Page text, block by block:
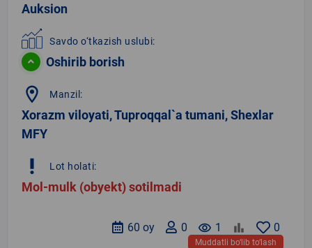
Auksion
Savdo o‘tkazish uslubi:
Oshirib borish
location_on Manzil:
Xorazm viloyati, Tuproqqal`a tumani, Shexlar
MFY
priority_high Lot holati:
Mol-mulk (obyekt) sotilmadi
0
remove_red_eye 1
0
60 oy
Muddatli bo‘lib to‘lash